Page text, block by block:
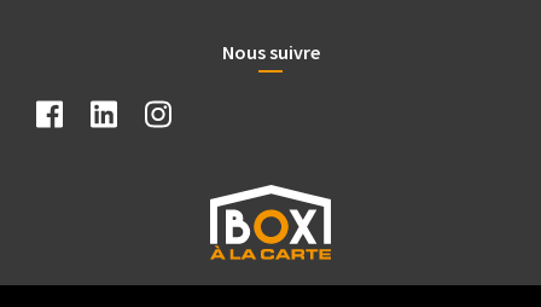
Nous suivre